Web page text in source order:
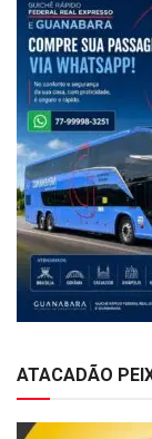
ATACADÃO